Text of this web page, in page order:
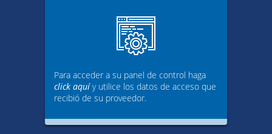
Para acceder a su panel de control haga
click aquíy utilice los datos de acceso que
recibió de su proveedor.